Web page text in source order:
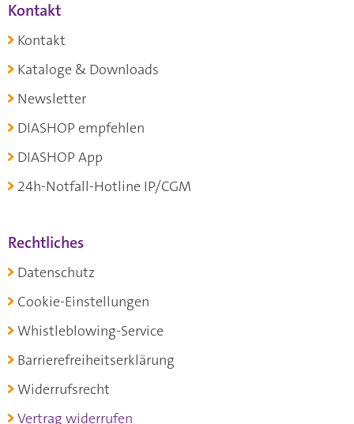
Kontakt
Kontakt
Kataloge & Downloads
Newsletter
DIASHOP empfehlen
DIASHOP App
24h-Notfall-Hotline IP/CGM
Rechtliches
Datenschutz
Cookie-Einstellungen
Whistleblowing-Service
Barrierefreiheitserklärung
Widerrufsrecht
Vertrag widerrufen